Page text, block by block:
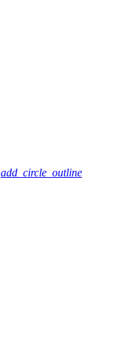
add_circle_outline